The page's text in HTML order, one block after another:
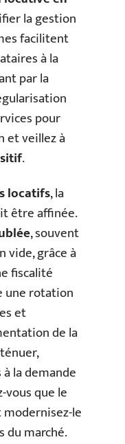
la gestion
facilitent
à la
par la
pour
et veillez à
.
locatifs, la
être affinée.
, souvent
vide, grâce à
fiscalité
une rotation
et
de la
la demande
vous que le
le
du marché.